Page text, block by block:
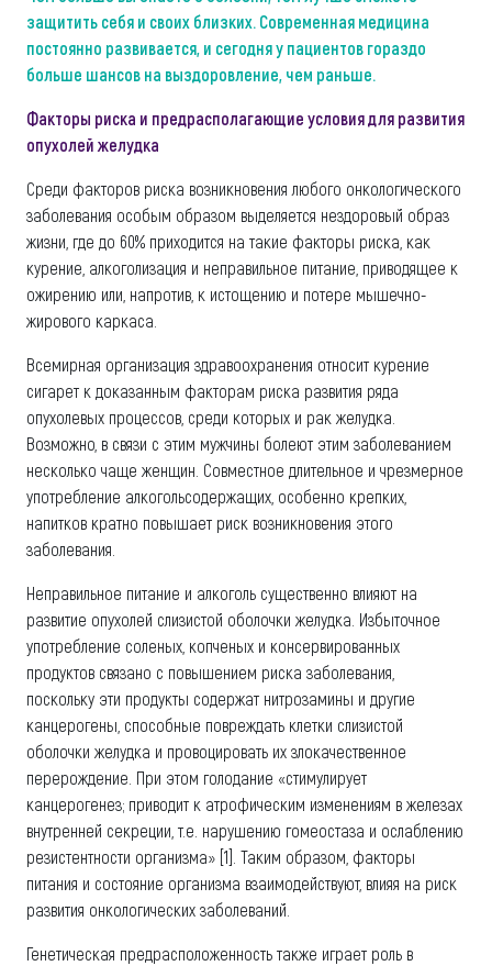
защитить себя и своих близких. Современная медицина
постоянно развивается, и сегодня у пациентов гораздо
больше шансов на выздоровление, чем раньше.
Факторы риска и предрасполагающие условия для развития
опухолей желудка
Среди факторов риска возникновения любого онкологического
заболевания особым образом выделяется нездоровый образ
жизни, где до 60% приходится на такие факторы риска, как
курение, алкоголизация и неправильное питание, приводящее к
ожирению или, напротив, к истощению и потере мышечно-
жирового каркаса.
Всемирная организация здравоохранения относит курение
сигарет к доказанным факторам риска развития ряда
опухолевых процессов, среди которых и рак желудка.
Возможно, в связи с этим мужчины болеют этим заболеванием
несколько чаще женщин. Совместное длительное и чрезмерное
употребление алкогольсодержащих, особенно крепких,
напитков кратно повышает риск возникновения этого
заболевания.
Неправильное питание и алкоголь существенно влияют на
развитие опухолей слизистой оболочки желудка. Избыточное
употребление соленых, копченых и консервированных
продуктов связано с повышением риска заболевания,
поскольку эти продукты содержат нитрозамины и другие
канцерогены, способные повреждать клетки слизистой
оболочки желудка и провоцировать их злокачественное
перерождение. При этом голодание «стимулирует
канцерогенез; приводит к атрофическим изменениям в железах
внутренней секреции, т.е. нарушению гомеостаза и ослаблению
резистентности организма» [1]. Таким образом, факторы
питания и состояние организма взаимодействуют, влияя на риск
развития онкологических заболеваний.
Генетическая предрасположенность также играет роль в